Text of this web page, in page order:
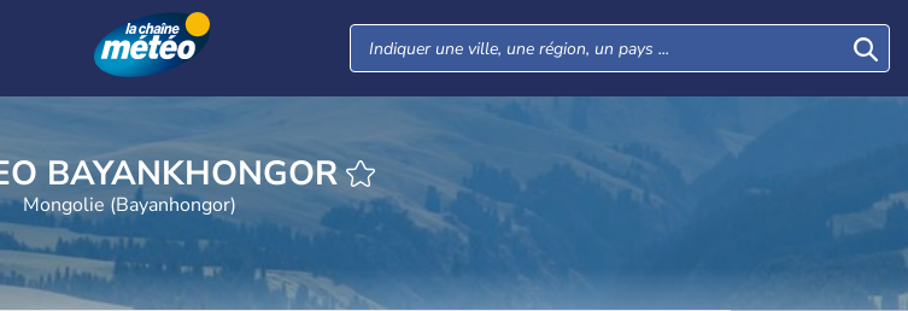
METEO BAYANKHONGOR
Mongolie (Bayanhongor)